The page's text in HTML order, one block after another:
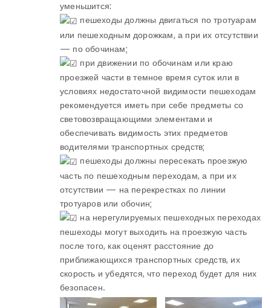
уменьшится:
пешеходы должны двигаться по тротуарам
или пешеходным дорожкам, а при их отсутствии
— по обочинам;
при движении по обочинам или краю
проезжей части в темное время суток или в
условиях недостаточной видимости пешеходам
рекомендуется иметь при себе предметы со
световозвращающими элементами и
обеспечивать видимость этих предметов
водителями транспортных средств;
пешеходы должны пересекать проезжую
часть по пешеходным переходам, а при их
отсутствии — на перекрестках по линии
тротуаров или обочин;
на нерегулируемых пешеходных переходах
пешеходы могут выходить на проезжую часть
после того, как оценят расстояние до
приближающихся транспортных средств, их
скорость и убедятся, что переход будет для них
безопасен.